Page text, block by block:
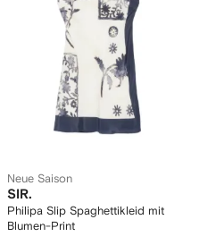
Neue Saison
SIR.
Philipa Slip Spaghettikleid mit
Blumen-Print